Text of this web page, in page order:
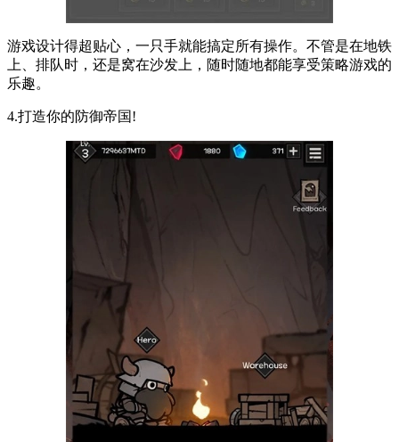
游戏设计得超贴心，一只手就能搞定所有操作。不管是在地铁
上、排队时，还是窝在沙发上，随时随地都能享受策略游戏的
乐趣。
4.打造你的防御帝国!